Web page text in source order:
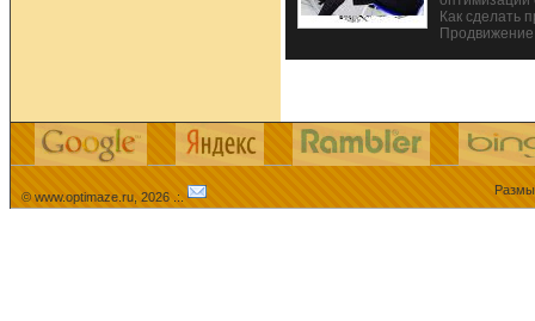
Как сделать
Продвижение
© www.optimaze.ru, 2026 .:.